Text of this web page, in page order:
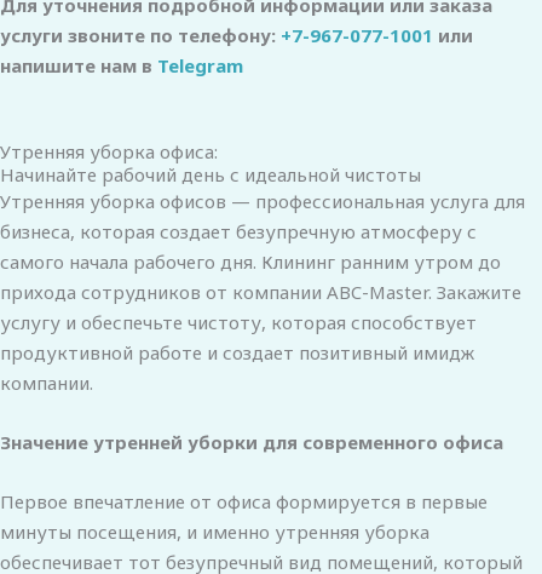
Для уточнения подробной информации или заказа
услуги звоните по телефону: +7-967-077-1001 или
напишите нам в Telegram
Утренняя уборка офиса:
Начинайте рабочий день с идеальной чистоты
Утренняя уборка офисов — профессиональная услуга для
бизнеса, которая создает безупречную атмосферу с
самого начала рабочего дня. Клининг ранним утром до
прихода сотрудников от компании ABC-Master. Закажите
услугу и обеспечьте чистоту, которая способствует
продуктивной работе и создает позитивный имидж
компании.
Значение утренней уборки для современного офиса
Первое впечатление от офиса формируется в первые
минуты посещения, и именно утренняя уборка
обеспечивает тот безупречный вид помещений, который